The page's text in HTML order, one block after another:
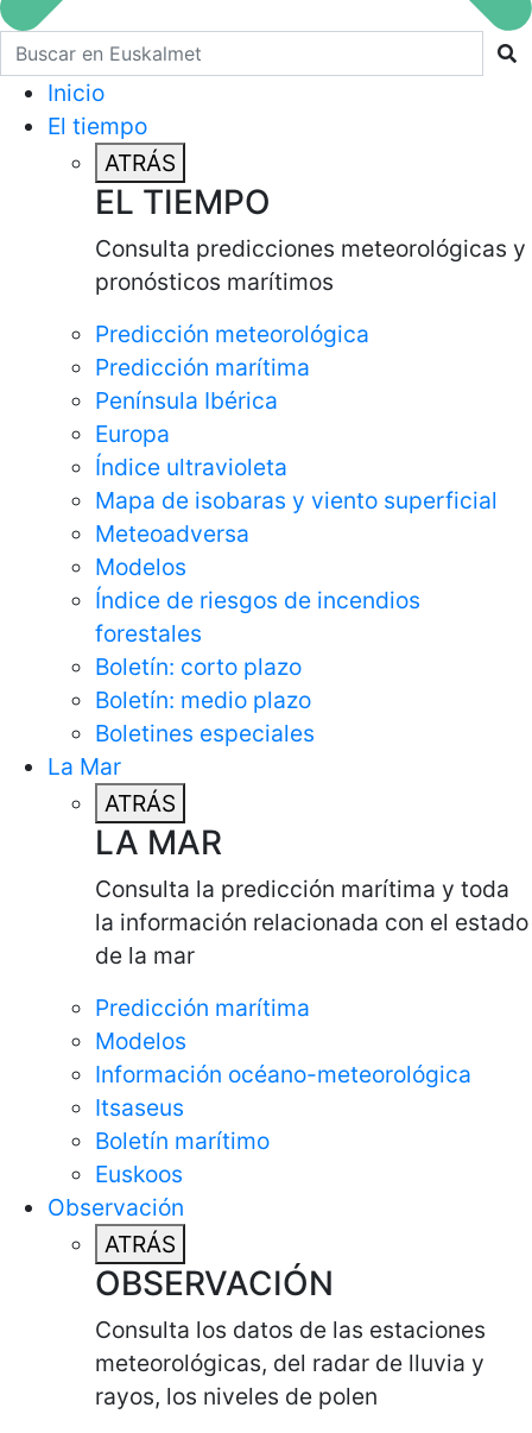
Buscar en euskalmet
Inicio
El tiempo
ATRÁS
EL TIEMPO
Consulta predicciones meteorológicas y
pronósticos marítimos
Predicción meteorológica
Predicción marítima
Península Ibérica
Europa
Índice ultravioleta
Mapa de isobaras y viento superficial
Meteoadversa
Modelos
Índice de riesgos de incendios
forestales
Boletín: corto plazo
Boletín: medio plazo
Boletines especiales
La Mar
ATRÁS
LA MAR
Consulta la predicción marítima y toda
la información relacionada con el estado
de la mar
Predicción marítima
Modelos
Información océano-meteorológica
Itsaseus
Boletín marítimo
Euskoos
Observación
ATRÁS
OBSERVACIÓN
Consulta los datos de las estaciones
meteorológicas, del radar de lluvia y
rayos, los niveles de polen